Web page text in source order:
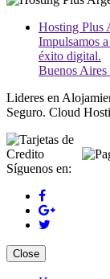
Hosting Plus
Impulsamos
éxito digital.
Buenos
Lideres en
Seguro. Cloud
Síguenos en:
Close